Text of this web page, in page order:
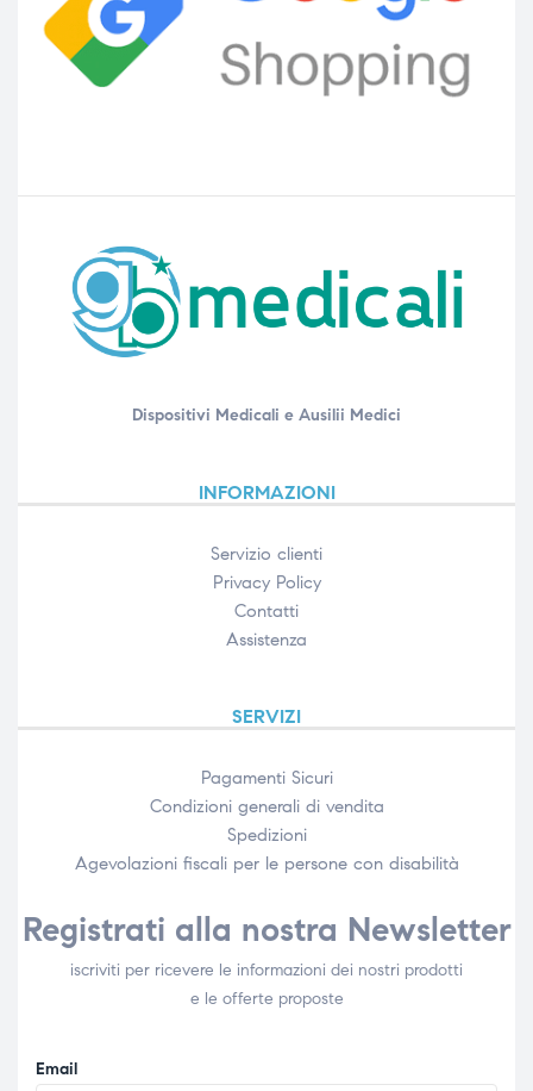
Dispositivi Medicali e Ausilii Medici
INFORMAZIONI
Servizio clienti
Privacy Policy
Contatti
Assistenza
SERVIZI
Pagamenti Sicuri
Condizioni generali di vendita
Spedizioni
Agevolazioni fiscali per le persone con disabilità​
Registrati alla nostra Newsletter
iscriviti per ricevere le informazioni dei nostri prodotti
e le offerte proposte
Email